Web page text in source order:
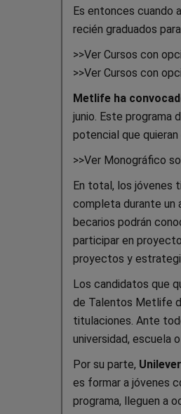
Es entonces cuando
recién graduados
>>Ver Cursos con
>>Ver Cursos con
Metlife ha
junio. Este programa
potencial que
>>Ver Monográfico
En total, los jóvenes
completa durante un
becarios podrán
participar en
proyectos y
Los candidatos que
de Talentos Metlife
titulaciones. Ante
universidad, escuela
Por su parte,
es formar a jóvenes
programa, lleguen a